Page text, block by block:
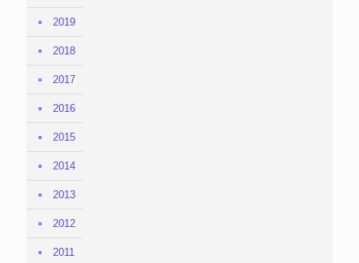
2019
2018
2017
2016
2015
2014
2013
2012
2011